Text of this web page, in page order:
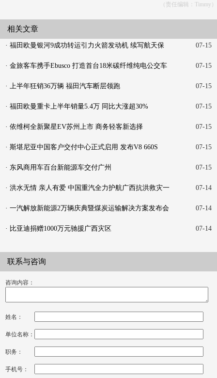
（责任编辑：Timmy）
相关文章
· 福田欧曼银河9成功转运引力火箭发动机 续写航天保
07-15
· 金旅客车携手Ebusco 打造首台18米碳纤维纯电公交车 07-15
· 上半年狂销36万辆 福田汽车断层领跑 07-15
· 福田欧曼重卡上半年销量5.4万 同比大涨超30% 07-15
· 依维柯全新聚星EV苏州上市 商务轻客新选择 07-15
· 斯堪尼亚中国客户交付中心正式启用 发布V8 660S 07-15
· 东风商用车百台新能源车交付广州 07-15
· 洪水无情 亲人有爱 中国重汽全力护航广西抗洪救灾一
07-14
· 一汽解放新能源2万辆庆典暨煤炭运输解决方案发布会
07-14
· 比亚迪捐赠1000万元驰援广西灾区 07-14
联系与咨询
咨询内容：
姓名：
单位名称：
职务：
手机号：